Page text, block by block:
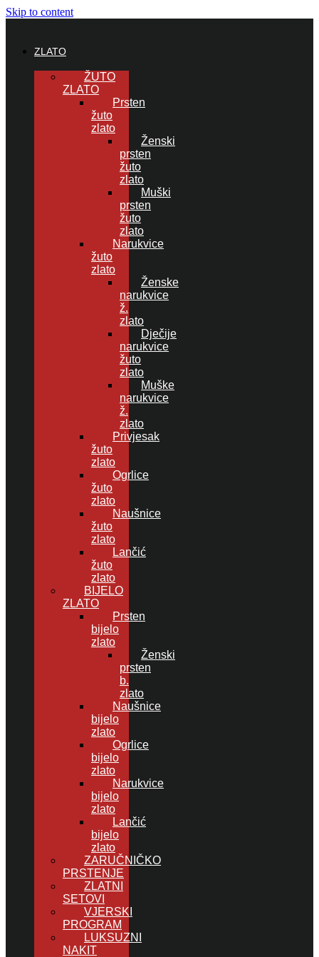
Skip to content
ZLATO
ŽUTO
ZLATO
Prsten
žuto
zlato
Ženski
prsten
žuto
zlato
Muški
prsten
žuto
zlato
Narukvice
žuto
zlato
Ženske
narukvice
ž.
zlato
Dječije
narukvice
žuto
zlato
Muške
narukvice
ž.
zlato
Privjesak
žuto
zlato
Ogrlice
žuto
zlato
Naušnice
žuto
zlato
Lančić
žuto
zlato
BIJELO
ZLATO
Prsten
bijelo
zlato
Ženski
prsten
b.
zlato
Naušnice
bijelo
zlato
Ogrlice
bijelo
zlato
Narukvice
bijelo
zlato
Lančić
bijelo
zlato
ZARUČNIČKO
PRSTENJE
ZLATNI
SETOVI
VJERSKI
PROGRAM
LUKSUZNI
NAKIT